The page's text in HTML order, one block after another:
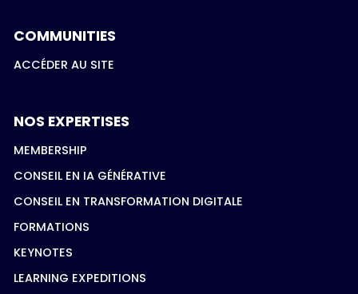
COMMUNITIES
ACCÉDER AU SITE
NOS EXPERTISES
MEMBERSHIP
CONSEIL EN IA GÉNÉRATIVE
CONSEIL EN TRANSFORMATION DIGITALE
FORMATIONS
KEYNOTES
LEARNING EXPEDITIONS